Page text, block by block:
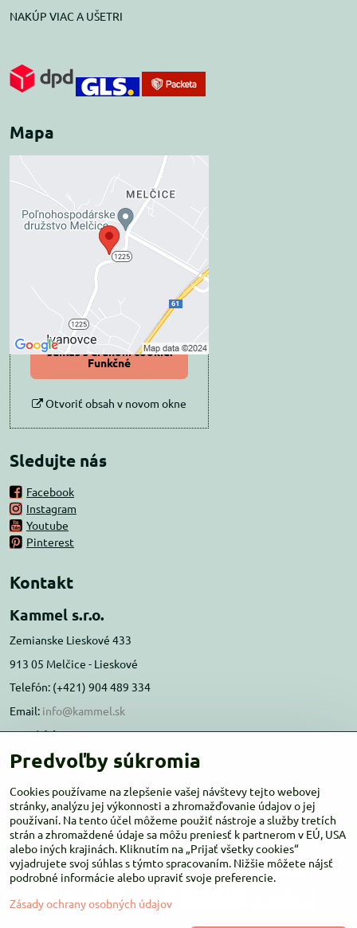
NAKÚP VIAC A UŠETRI
Mapa
Externý obsah je
blokovaný Voľbami
súkromia
Prajete si načítať externý obsah?
Povoliť tentokrát
Povoliť a zapamätať -
súhlas s druhom cookie:
Funkčné
Otvoriť obsah v novom okne
Sledujte nás
Facebook
Instagram
Youtube
Pinterest
Kontakt
Kammel s.r.o.
Zemianske Lieskové 433
913 05 Melčice - Lieskové
Telefón: (+421) 904 489 334
Email: info@kammel.sk
Prevádzka:
Administratívna budova PD Melčice
Otváracie hodiny:PO-ŠT 8:00 - 16:00
PIA-NE Zatvorené
Predvoľby súkromia
Cookies používame na zlepšenie vašej návštevy tejto webovej
stránky, analýzu jej výkonnosti a zhromažďovanie údajov o jej
používaní. Na tento účel môžeme použiť nástroje a služby tretích
strán a zhromaždené údaje sa môžu preniesť k partnerom v EÚ, USA
alebo iných krajinách. Kliknutím na „Prijať všetky cookies“
vyjadrujete svoj súhlas s týmto spracovaním. Nižšie môžete nájsť
podrobné informácie alebo upraviť svoje preferencie.
Zásady ochrany osobných údajov